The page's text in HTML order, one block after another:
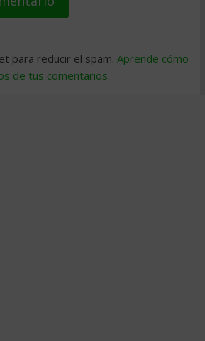
para reducir el spam. Aprende cómo
de tus comentarios.